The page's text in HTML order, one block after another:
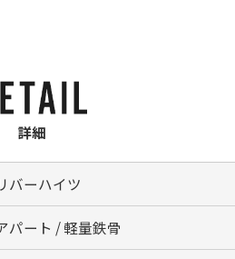
詳細
バーハイツ
パート / 軽量鉄骨